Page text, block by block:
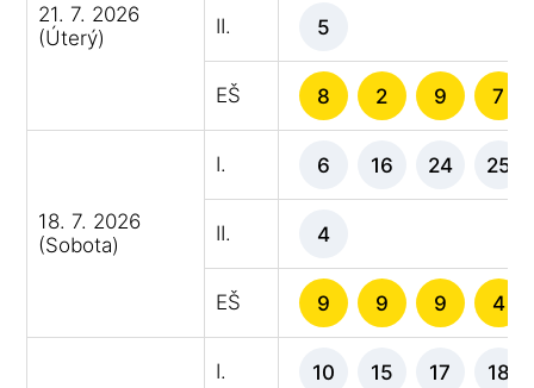
21. 7. 2026
(Úterý)
II. 5
EŠ 8 2 9 7
18. 7. 2026
(Sobota)
I. 6 16 24 25
II. 4
EŠ 9 9 9 4
I. 10 15 17 18